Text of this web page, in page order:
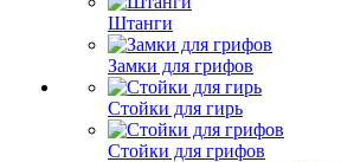
Штанги
Замки для грифов
Стойки для гирь
Стойки для грифов